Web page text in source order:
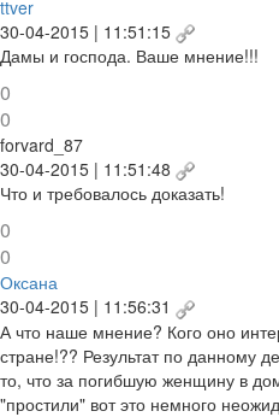
ttver
30-04-2015 | 11:51:15
Дамы и господа. Ваше мнение!!!
0
0
forvard_87
30-04-2015 | 11:51:48
Что и требовалось доказать!
0
0
Оксана
30-04-2015 | 11:56:31
А что наше мнение? Кого оно
стране!?? Результат по данному
то, что за погибшую женщину в
"простили" вот это немного